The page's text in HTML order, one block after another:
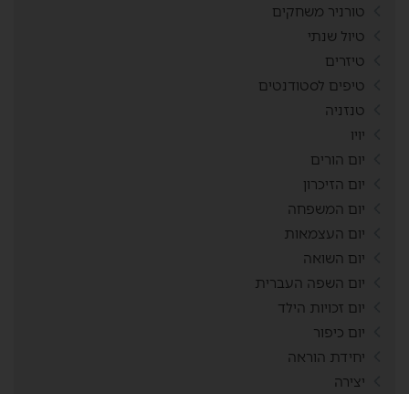
טורניר משחקים
טיול שנתי
טיזרים
טיפים לסטודנטים
טנזניה
יויו
יום הורים
יום הזיכרון
יום המשפחה
יום העצמאות
יום השואה
יום השפה העברית
יום זכויות הילד
יום כיפור
יחידת הוראה
יצירה